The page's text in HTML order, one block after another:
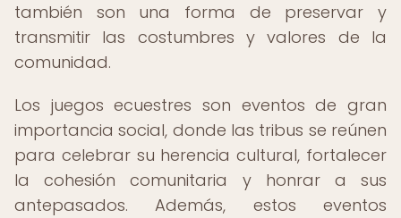
también son una forma de preservar y
transmitir las costumbres y valores de la
comunidad.
Los juegos ecuestres son eventos de gran
importancia social, donde las tribus se reúnen
para celebrar su herencia cultural, fortalecer
la cohesión comunitaria y honrar a sus
antepasados. Además, estos eventos